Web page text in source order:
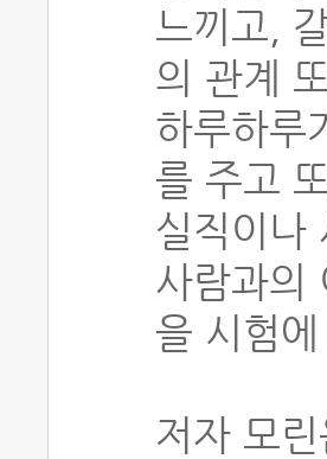
느끼고,
의 관계
하루하루
를 주고
실직이나
사람과의
을 시험
저자 모